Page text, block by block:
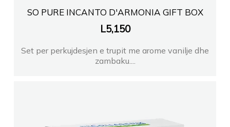
SO PURE INCANTO D'ARMONIA GIFT BOX
L5,150
Set per perkujdesjen e trupit me arome vanilje dhe
zambaku....